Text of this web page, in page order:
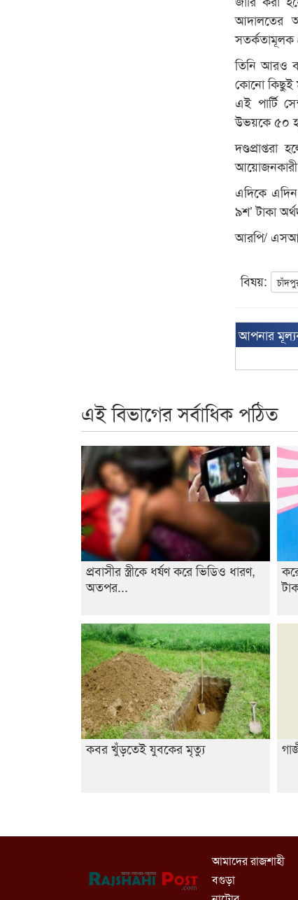
আদালতের
সতর্কতামূলক
তিনি আরও
কোনো কিছুই
এই পার্টি
উভয়কে ৫০
আয়োজনকারী
এদিকে এদিন
৯শ’ টাকা
আরপি/
বিষয়:
আপনার
এই বিভাগের সর্বাধিক পঠিত
প্রবাসীর স্ত্রীকে ধর্ষণ করে ভিডিও ধারণ,
অতপর...
কবর খুঁড়তেই যুবকের মৃত্যু
আমাদের রাজশাহী
বগুড়া